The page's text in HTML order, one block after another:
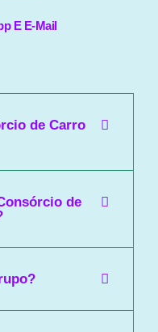
E E-Mail
de Carro
de